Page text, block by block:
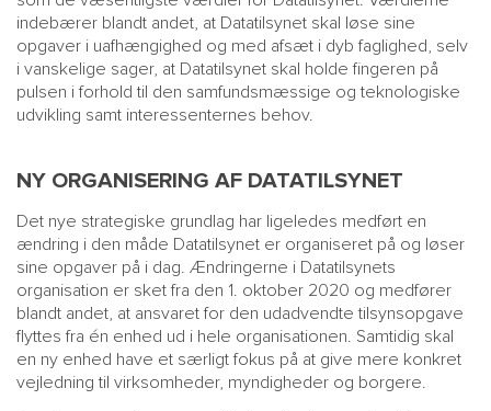
indebærer blandt andet, at Datatilsynet skal løse sine
opgaver i uafhængighed og med afsæt i dyb faglighed, selv
i vanskelige sager, at Datatilsynet skal holde fingeren på
pulsen i forhold til den samfundsmæssige og teknologiske
udvikling samt interessenternes behov.
NY ORGANISERING AF DATATILSYNET
Det nye strategiske grundlag har ligeledes medført en
ændring i den måde Datatilsynet er organiseret på og løser
sine opgaver på i dag. Ændringerne i Datatilsynets
organisation er sket fra den 1. oktober 2020 og medfører
blandt andet, at ansvaret for den udadvendte tilsynsopgave
flyttes fra én enhed ud i hele organisationen. Samtidig skal
en ny enhed have et særligt fokus på at give mere konkret
vejledning til virksomheder, myndigheder og borgere.